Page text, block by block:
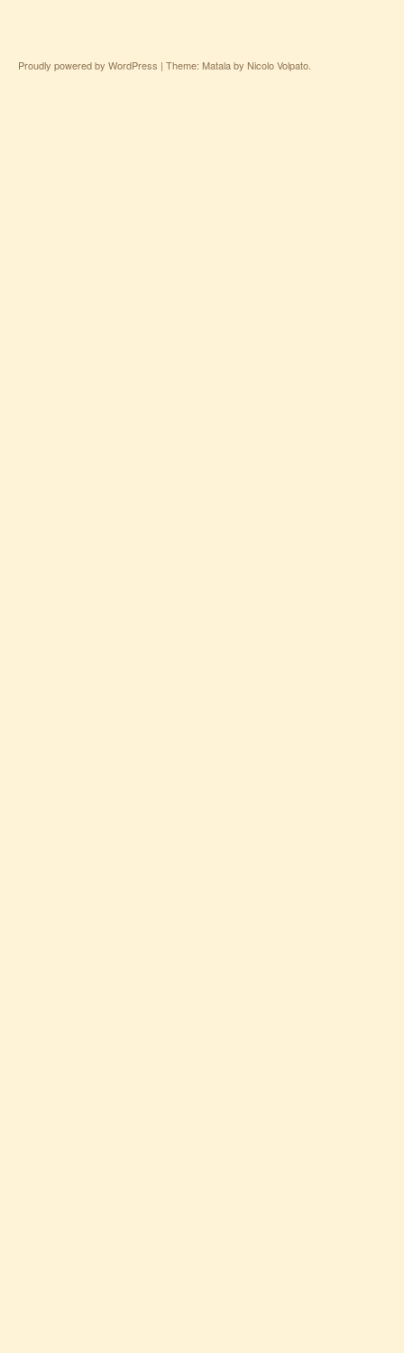
Proudly powered by WordPress | Theme: Matala by Nicolo Volpato